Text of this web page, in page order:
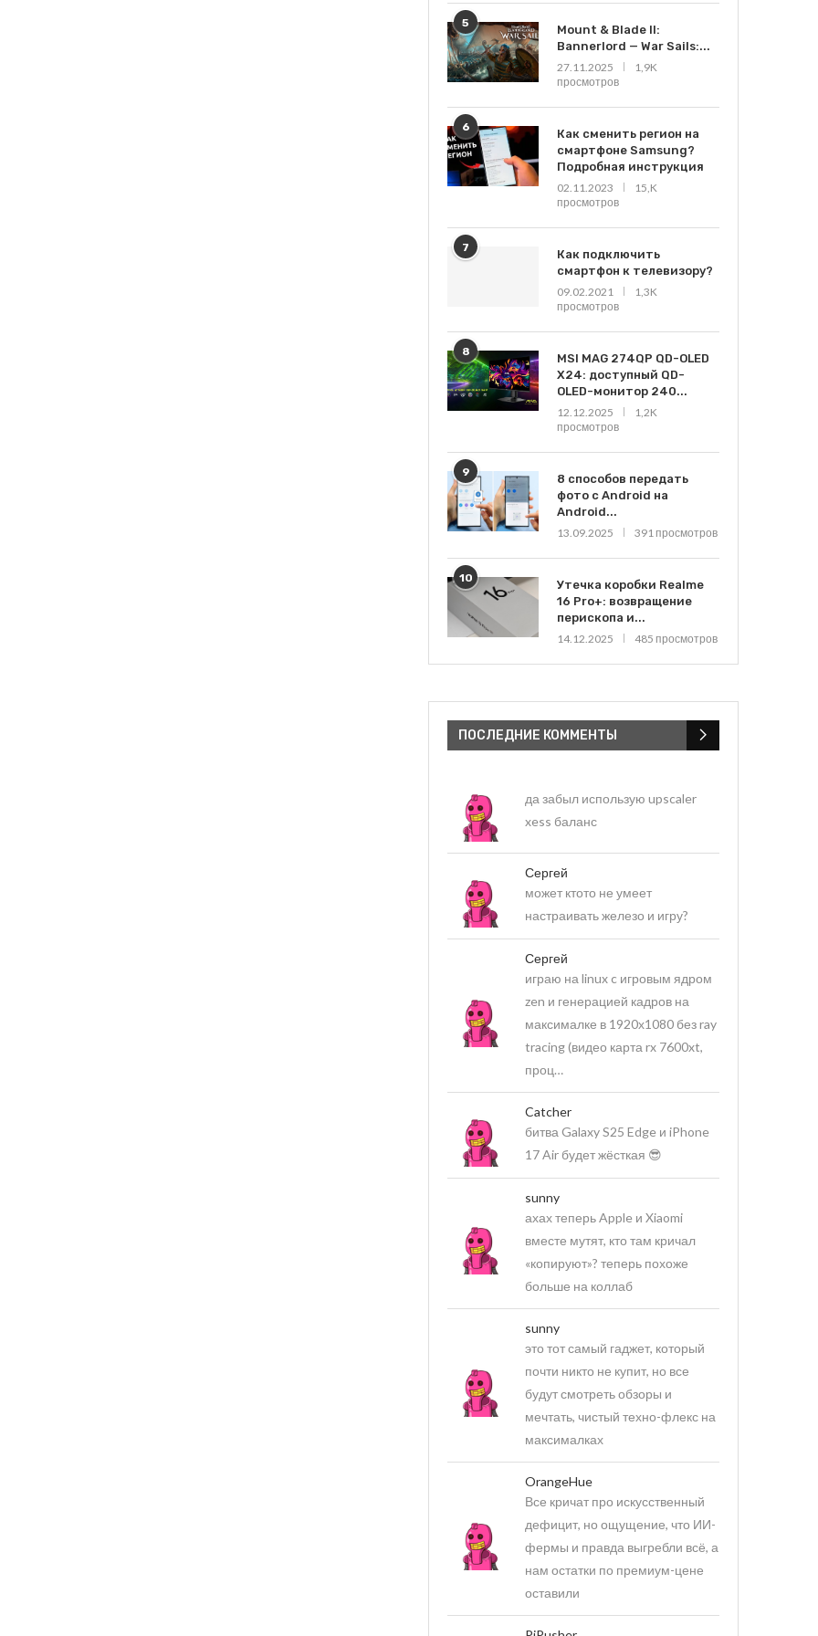
5
Mount & Blade II:
Bannerlord — War Sails:...
27.11.2025
1,9K
просмотров
6
Как сменить регион на
смартфоне Samsung?
Подробная инструкция
02.11.2023
15,K
просмотров
7
Как подключить
смартфон к телевизору?
09.02.2021
1,3K
просмотров
8
MSI MAG 274QP QD-OLED
X24: доступный QD-
OLED-монитор 240...
12.12.2025
1,2K
просмотров
9
8 способов передать
фото с Android на
Android...
13.09.2025
391 просмотров
10
Утечка коробки Realme
16 Pro+: возвращение
перископа и...
14.12.2025
485 просмотров
ПОСЛЕДНИЕ КОММЕНТЫ
да забыл использую upscaler
xess баланс
Сергей
может ктото не умеет
настраивать железо и игру?
Сергей
играю на linux c игровым ядром
zen и генерацией кадров на
максималке в 1920х1080 без ray
tracing (видео карта rx 7600xt,
проц…
Catcher
битва Galaxy S25 Edge и iPhone
17 Air будет жёсткая 😎
sunny
ахах теперь Apple и Xiaomi
вместе мутят, кто там кричал
«копируют»? теперь похоже
больше на коллаб
sunny
это тот самый гаджет, который
почти никто не купит, но все
будут смотреть обзоры и
мечтать, чистый техно-флекс на
максималках
OrangeHue
Все кричат про искусственный
дефицит, но ощущение, что ИИ-
фермы и правда выгребли всё, а
нам остатки по премиум-цене
оставили